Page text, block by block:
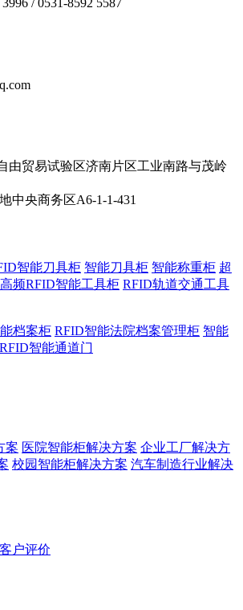
由贸易试验区济南片区工业南路与茂岭
中央商务区A6-1-1-431
智能刀具柜 智能刀具柜 智能称重柜 超
频RFID智能工具柜 RFID轨道交通工具
档案柜 RFID智能法院档案管理柜 智能
RFID智能通道门
案 医院智能柜解决方案 企业工厂解决方
校园智能柜解决方案 汽车制造行业解决
客户评价